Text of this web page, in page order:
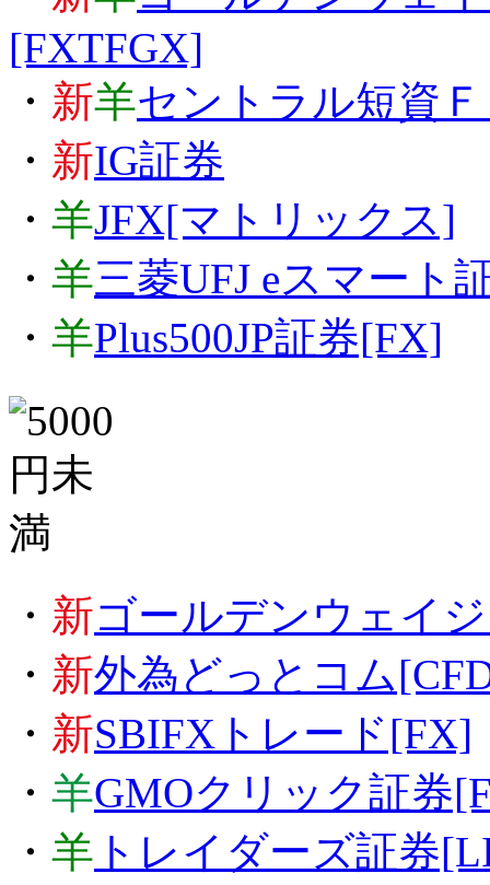
[FXTFGX]
・ 新羊セントラル短資
・ 新IG証券
・ 羊JFX[マトリックス]
・ 羊三菱UFJ eスマート
・ 羊Plus500JP証券[FX]
・ 新ゴールデンウェイ
・ 新外為どっとコム
・ 新SBIFXトレード[FX]
・ 羊GMOクリック証券
・ 羊 トレイダーズ証券